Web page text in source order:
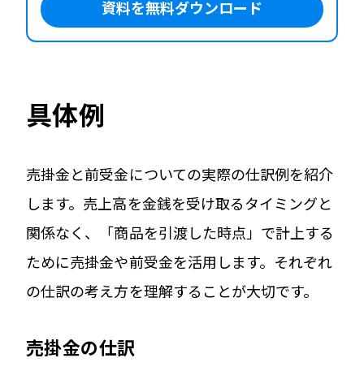
資料を無料ダウンロード
具体例
売掛金と前受金についての実際の仕訳例を紹介
します。売上高を金銭を受け取るタイミングと
関係なく、「商品を引渡した時点」で計上する
ために売掛金や前受金を活用します。それぞれ
の仕訳の考え方を理解することが大切です。
売掛金の仕訳